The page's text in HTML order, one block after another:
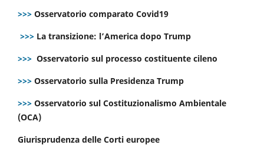
>>> Osservatorio comparato Covid19
>>> La transizione: l’America dopo Trump
>>> Osservatorio sul processo costituente cileno
>>> Osservatorio sulla Presidenza Trump
>>> Osservatorio sul Costituzionalismo Ambientale
(OCA)
Giurisprudenza delle Corti europee